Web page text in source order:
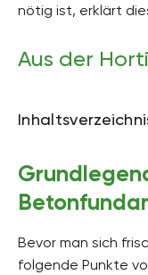
nötig ist, erklärt
Aus der
Bevor man sich
folgende Punkte